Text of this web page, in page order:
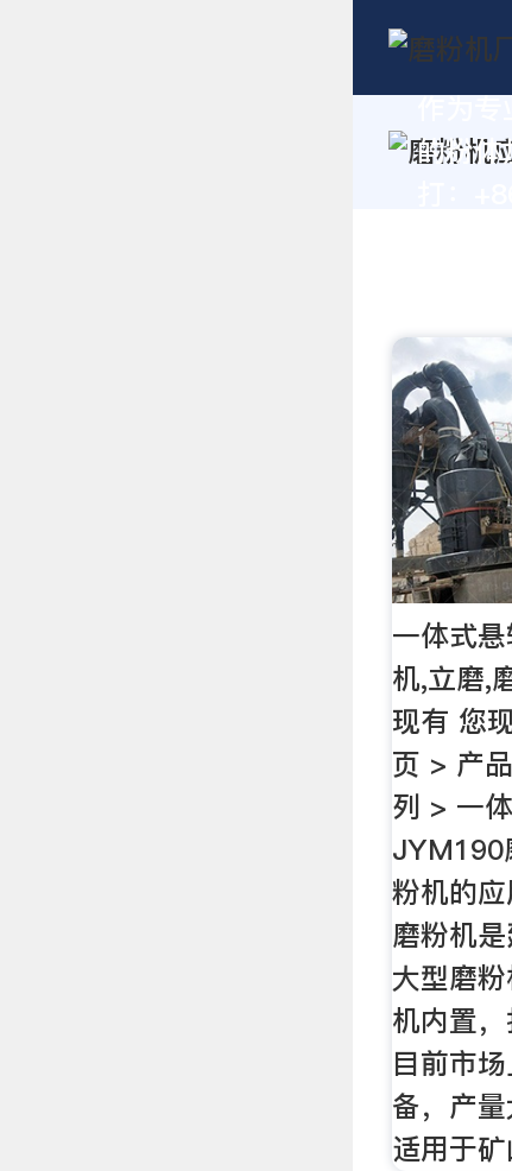
的粉体
一体式
机,立磨,
现有 您
页 > 产
列 > 一
JYM190
粉机的
磨粉机
大型磨
机内置
目前市
备，产
适用于